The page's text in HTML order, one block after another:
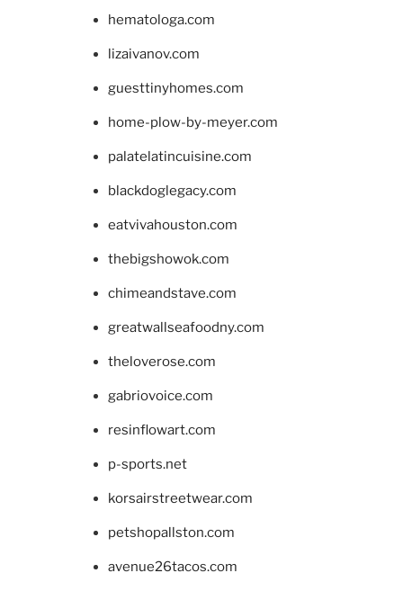
hematologa.com
lizaivanov.com
guesttinyhomes.com
home-plow-by-meyer.com
palatelatincuisine.com
blackdoglegacy.com
eatvivahouston.com
thebigshowok.com
chimeandstave.com
greatwallseafoodny.com
theloverose.com
gabriovoice.com
resinflowart.com
p-sports.net
korsairstreetwear.com
petshopallston.com
avenue26tacos.com